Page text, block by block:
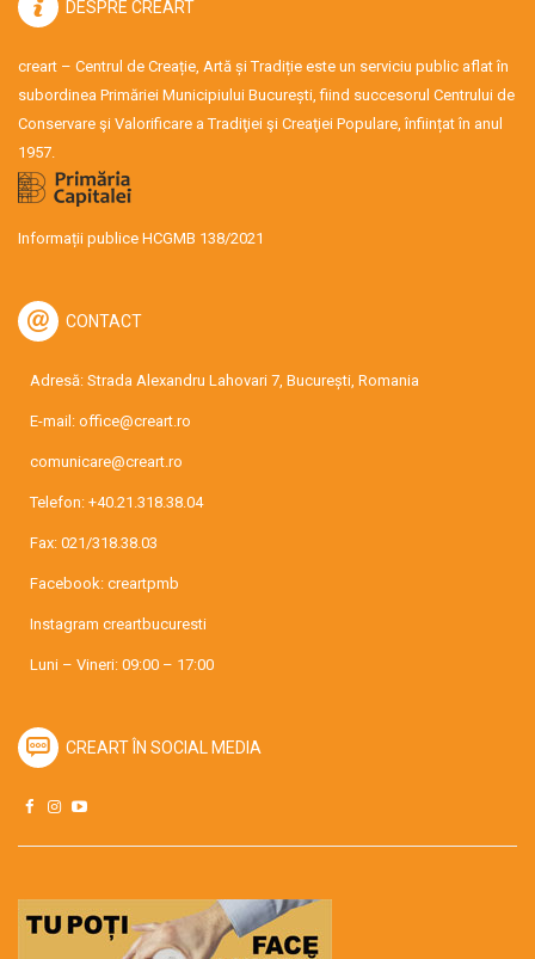
DESPRE CREART
creart – Centrul de Creație, Artă și Tradiție este un serviciu public aflat în
subordinea Primăriei Municipiului București, fiind succesorul Centrului de
Conservare şi Valorificare a Tradiţiei şi Creaţiei Populare, înființat în anul
1957.
Informații publice HCGMB 138/2021
CONTACT
Adresă: Strada Alexandru Lahovari 7, București, Romania
E-mail: office@creart.ro
comunicare@creart.ro
Telefon: +40.21.318.38.04
Fax: 021/318.38.03
Facebook: creartpmb
Instagram creartbucuresti
Luni – Vineri: 09:00 – 17:00
CREART ÎN SOCIAL MEDIA